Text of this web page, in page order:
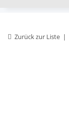
Zurück zur Liste